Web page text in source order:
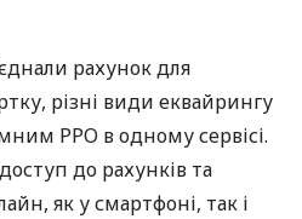
рахунок для
різні види еквайрингу
РРО в одному сервісі.
до рахунків та
як у смартфоні, так і